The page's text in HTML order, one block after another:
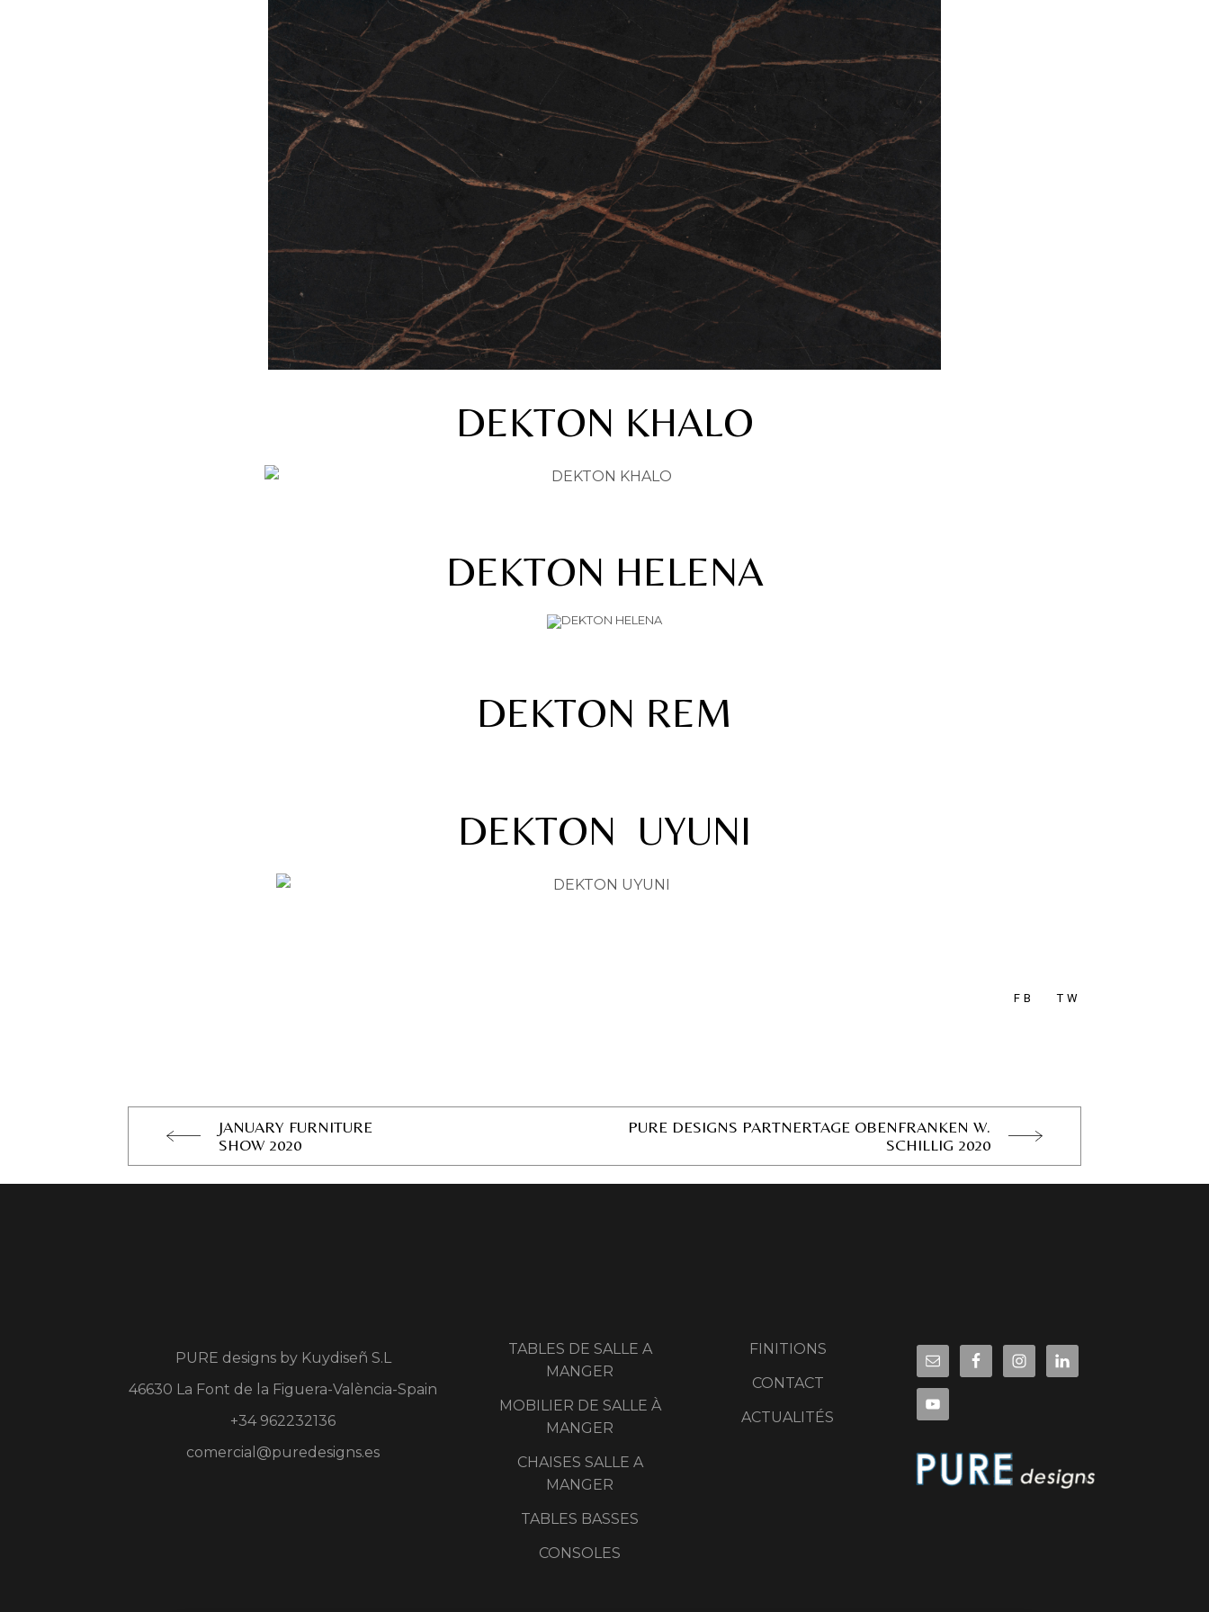
DEKTON KHALO
DEKTON HELENA
DEKTON REM
DEKTON UYUNI
FB TW
JANUARY FURNITURE
SHOW 2020
PURE DESIGNS PARTNERTAGE OBENFRANKEN W.
SCHILLIG 2020
PURE designs by Kuydiseñ S.L
46630 La Font de la Figuera-València-Spain
+34 962232136
comercial@puredesigns.es
TABLES DE SALLE A
MANGER
MOBILIER DE SALLE À
MANGER
CHAISES SALLE A
MANGER
TABLES BASSES
CONSOLES
FINITIONS
CONTACT
ACTUALITÉS